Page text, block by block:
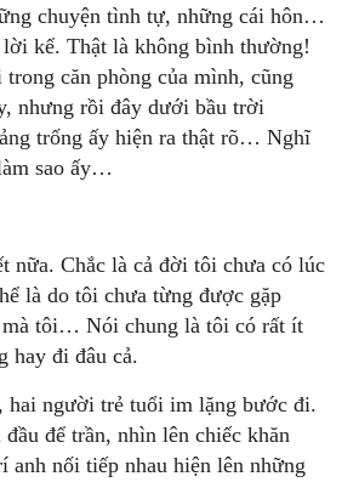
chuyện tình tự, những cái hôn…
kể. Thật là không bình thường!
căn phòng của mình, cũng
nhưng rồi đây dưới bầu trời
trống ấy hiện ra thật rõ… Nghĩ
sao ấy…
nữa. Chắc là cả đời tôi chưa có lúc
là do tôi chưa từng được gặp
tôi… Nói chung là tôi có rất ít
hay đi đâu cả.
hai người trẻ tuổi im lặng bước đi.
để trần, nhìn lên chiếc khăn
anh nối tiếp nhau hiện lên những